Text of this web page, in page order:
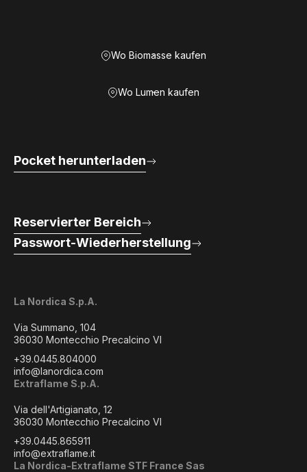
Wo Biomasse kaufen
Wo Lumen kaufen
La Nordica S.p.A.
Via Summano, 104
36030 Montecchio Precalcino VI
+39.0445.804000
info@lanordica.com
Extraflame S.p.A.
Via dell'Artigianato, 12
36030 Montecchio Precalcino VI
+39.0445.865911
info@extraflame.it
La Nordica-Extraflame STF France Sas
Pocket herunterladen
Reservierter Bereich
Passwort-Wiederherstellung